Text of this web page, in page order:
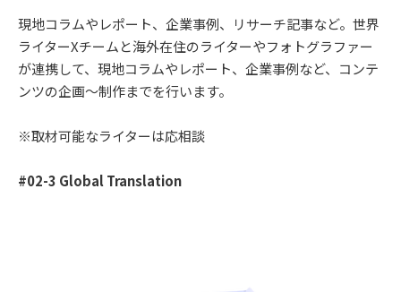
現地コラムやレポート、企業事例、リサーチ記事など。世界
ライターXチームと海外在住のライターやフォトグラファー
が連携して、現地コラムやレポート、企業事例など、コンテ
ンツの企画〜制作までを行います。
※取材可能なライターは応相談
#02-3 Global Translation